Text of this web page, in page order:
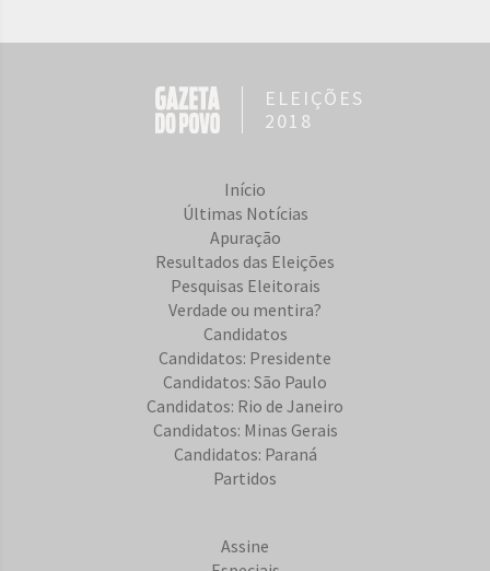
ELEIÇÕES
2018
Início
Últimas Notícias
Apuração
Resultados das Eleições
Pesquisas Eleitorais
Verdade ou mentira?
Candidatos
Candidatos: Presidente
Candidatos: São Paulo
Candidatos: Rio de Janeiro
Candidatos: Minas Gerais
Candidatos: Paraná
Partidos
Assine